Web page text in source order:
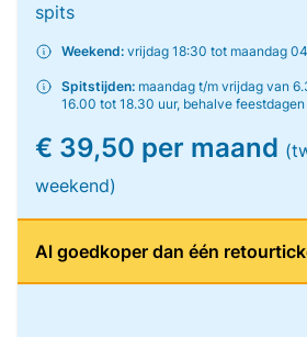
spits
Weekend: vrijdag 18:30 tot maandag
Spitstijden: maandag t/m vrijdag van
16.00 tot 18.30 uur, behalve feestdagen
€ 39,50 per maand
weekend)
Al goedkoper dan één